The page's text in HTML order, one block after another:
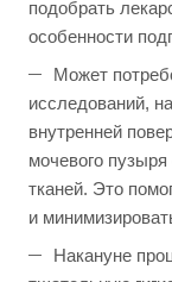
подобрать
особенности
Может
исследований,
внутренней
мочевого
тканей. Это
и
Накануне